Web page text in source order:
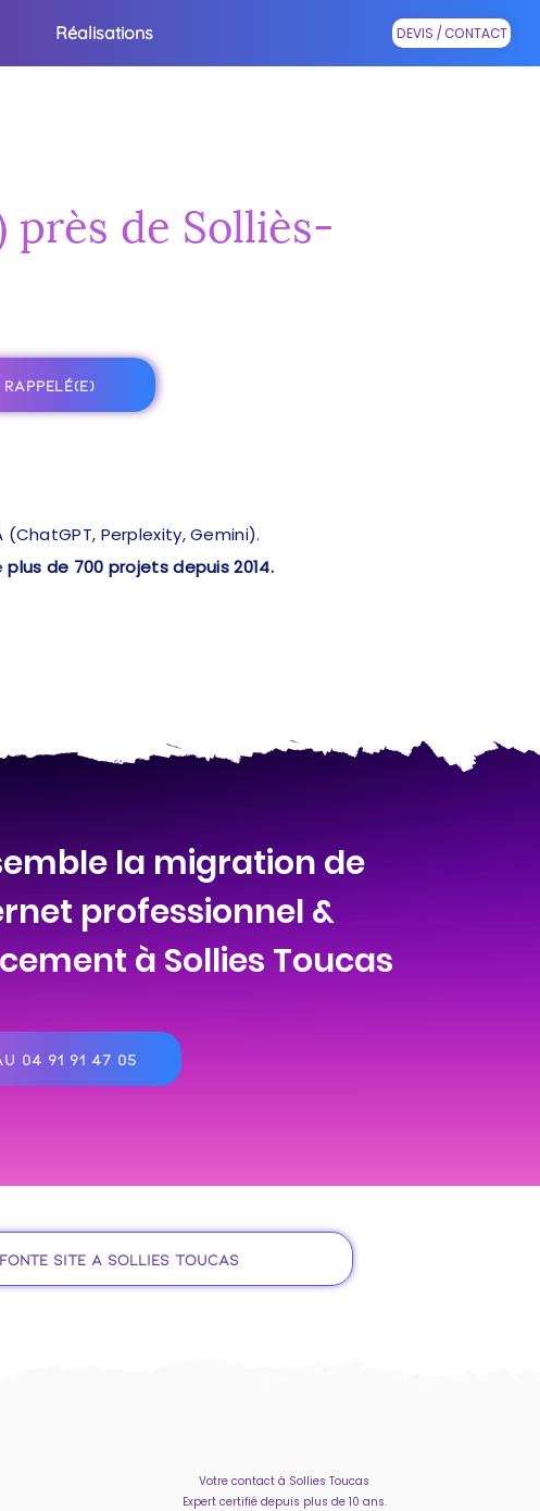
Réalisations DEVIS / CONTACT
de Solliès-
Perplexity, Gemini).
plus de 700 projets depuis 2014.
la migration de
professionnel &
à Sollies Toucas
04 91 91 47 05
site à Sollies Toucas
Votre contact à Sollies Toucas
Expert certifié depuis plus de 10 ans.